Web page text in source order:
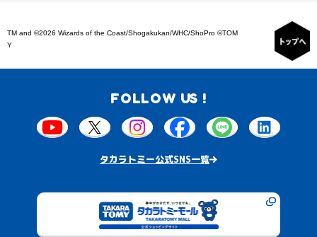
TM and ©2026 Wizards of the Coast/Shogakukan/WHC/ShoPro ©TOM
Y
FOLLOW US !
タカラトミー公式SNS一覧